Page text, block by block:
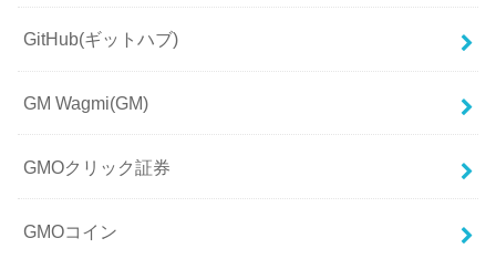
GitHub(ギットハブ)
GM Wagmi(GM)
GMOクリック証券
GMOコイン